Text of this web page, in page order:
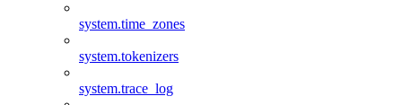
system.time_zones
system.tokenizers
system.trace_log